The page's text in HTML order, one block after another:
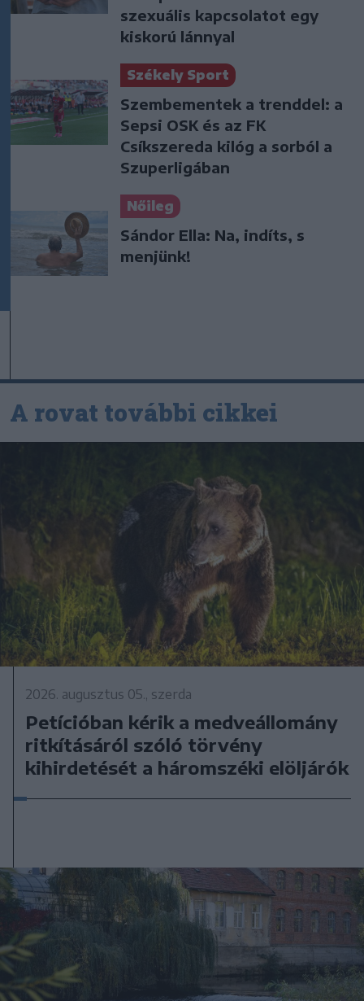
szexuális kapcsolatot egy
kiskorú lánnyal
Székely Sport
Szembementek a trenddel: a
Sepsi OSK és az FK
Csíkszereda kilóg a sorból a
Szuperligában
Nőileg
Sándor Ella: Na, indíts, s
menjünk!
A rovat további cikkei
2026. augusztus 05., szerda
Petícióban kérik a medveállomány
ritkításáról szóló törvény
kihirdetését a háromszéki elöljárók